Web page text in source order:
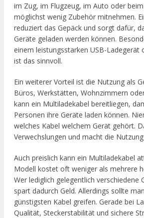
im Zug, im Flugzeug, im Auto oder
möglichst wenig Zubehör mitnehmen.
reduziert das Gepäck und sorgt dafür,
Geräte geladen werden können.
einem leistungsstarken USB-Ladegerät
ist das sinnvoll.
Ein weiterer Vorteil ist die Nutzung als
Büros, Werkstätten, Wohnzimmern
kann ein Multiladekabel bereitliegen,
Personen ihre Geräte laden können.
welches Kabel welchem Gerät gehört.
Verwechslungen und macht die
Auch preislich kann ein Multiladekabel
Modell kostet oft weniger als mehrere
Wer lediglich gelegentlich verschiedene
spart dadurch Geld. Allerdings sollte
günstigsten Kabel greifen. Gerade bei
Qualität, Steckerstabilität und sichere